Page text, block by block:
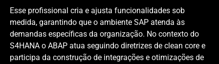
Esse profissional cria e ajusta funcionalidades sob
medida, garantindo que o ambiente SAP atenda às
demandas específicas da organização. No contexto do
S4HANA o ABAP atua seguindo diretrizes de clean core e
participa da construção de integrações e otimizações de